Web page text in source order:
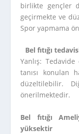
birlikte gençler
geçirmekte ve
Spor yapmama
Bel fıtığı
Yanlış:
tanısı konulan
düzeltilebilir.
önerilmektedir.
Bel fıtığı
yüksektir